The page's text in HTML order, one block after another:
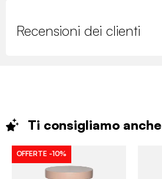
Recensioni dei clienti
Ti consigliamo anche
OFFERTE -10%